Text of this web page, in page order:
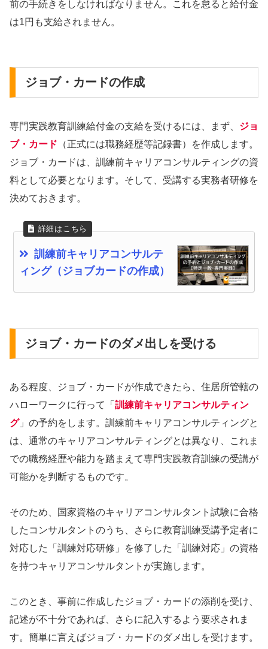
前の手続きをしなければなりません。これを怠ると給付金
は1円も支給されません。
ジョブ・カードの作成
専門実践教育訓練給付金の支給を受けるには、まず、 ジョ
ブ・カード （正式には職務経歴等記録書）を作成します。
ジョブ・カードは、訓練前キャリアコンサルティングの資
料として必要となります。そして、受講する実務者研修を
決めておきます。
訓練前キャリアコンサルテ
ィング（ジョブカードの作成）
ジョブ・カードのダメ出しを受ける
ある程度、ジョブ・カードが作成できたら、住居所管轄の
ハローワークに行って「 訓練前キャリアコンサルティン
グ」の予約をします。訓練前キャリアコンサルティングと
は、通常のキャリアコンサルティングとは異なり、これま
での職務経歴や能力を踏まえて専門実践教育訓練の受講が
可能かを判断するものです。
そのため、国家資格のキャリアコンサルタント試験に合格
したコンサルタントのうち、さらに教育訓練受講予定者に
対応した「訓練対応研修」を修了した「訓練対応」の資格
を持つキャリアコンサルタントが実施します。
このとき、事前に作成したジョブ・カードの添削を受け、
記述が不十分であれば、さらに記入するよう要求されま
す。簡単に言えばジョブ・カードのダメ出しを受けます。